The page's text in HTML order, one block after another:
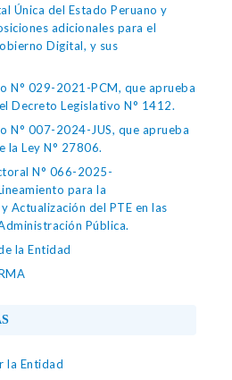
Única del Estado Peruano y
adicionales para el
Digital, y sus
N° 029-2021-PCM, que aprueba
Decreto Legislativo N° 1412.
N° 007-2024-JUS, que aprueba
la Ley N° 27806.
N° 066-2025-
para la
Actualización del PTE en las
Pública.
la Entidad
la Entidad